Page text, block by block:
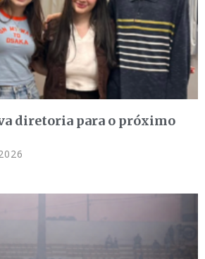
diretoria para o próximo